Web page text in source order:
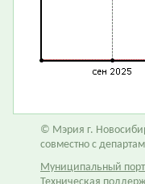
© Мэрия г.
совместно с
Муниципальный